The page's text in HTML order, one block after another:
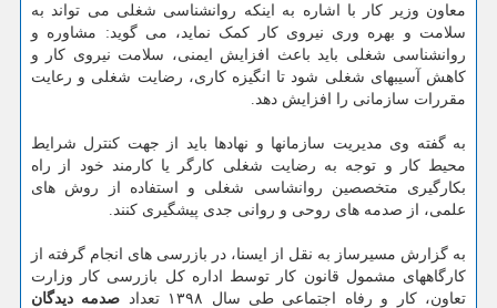
معاون وزیر کار با اشاره به اینکه روانشناسی شغلی می تواند به
سلامت و بهره وری نیروی کار کمک نماید، می گوید: مشاوره و
روانشناسی شغلی باید باعث افزایش ایمنی، سلامت نیروی کار و
کاهش آسیبهای شغلی شود تا انگیزه کاری، رضایت شغلی و رعایت
مقررات سازمانی را افزایش دهد.
به گفته وی مدیریت سازمانها و نهادها باید از جهت کنترل شرایط
محیط کار و توجه به رضایت شغلی کارگر یا کارمند خود از راه
بکارگیری متخصصین روانشاسی شغلی و استفاده از روش های
علمی، از صدمه های روحی و روانی جدی پیشگیری کنند.
به گزارش مسیرساز به نقل از ایسنا، در بازرسی های انجام گرفته از
کارگاههای مشمول قانون کار توسط اداره کل بازرسی کار وزارت
تعاون، کار و رفاه اجتماعی طی سال ۱۳۹۸ تعداد
صدمه دیدگان